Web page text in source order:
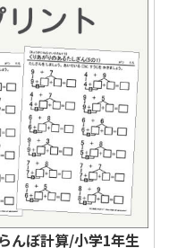
んぼ計算/小学1年生